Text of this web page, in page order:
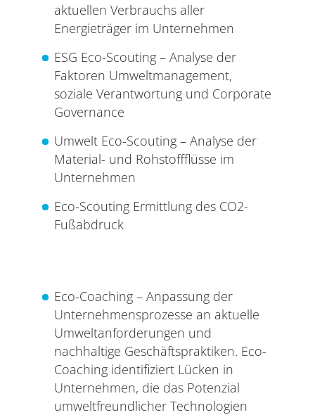
aktuellen Verbrauchs aller
Energieträger im Unternehmen
ESG Eco-Scouting – Analyse der
Faktoren Umweltmanagement,
soziale Verantwortung und Corporate
Governance
Umwelt Eco-Scouting – Analyse der
Material- und Rohstoffflüsse im
Unternehmen
Eco-Scouting Ermittlung des CO2-
Fußabdruck
Eco-Coaching – Anpassung der
Unternehmensprozesse an aktuelle
Umweltanforderungen und
nachhaltige Geschäftspraktiken. Eco-
Coaching identifiziert Lücken in
Unternehmen, die das Potenzial
umweltfreundlicher Technologien